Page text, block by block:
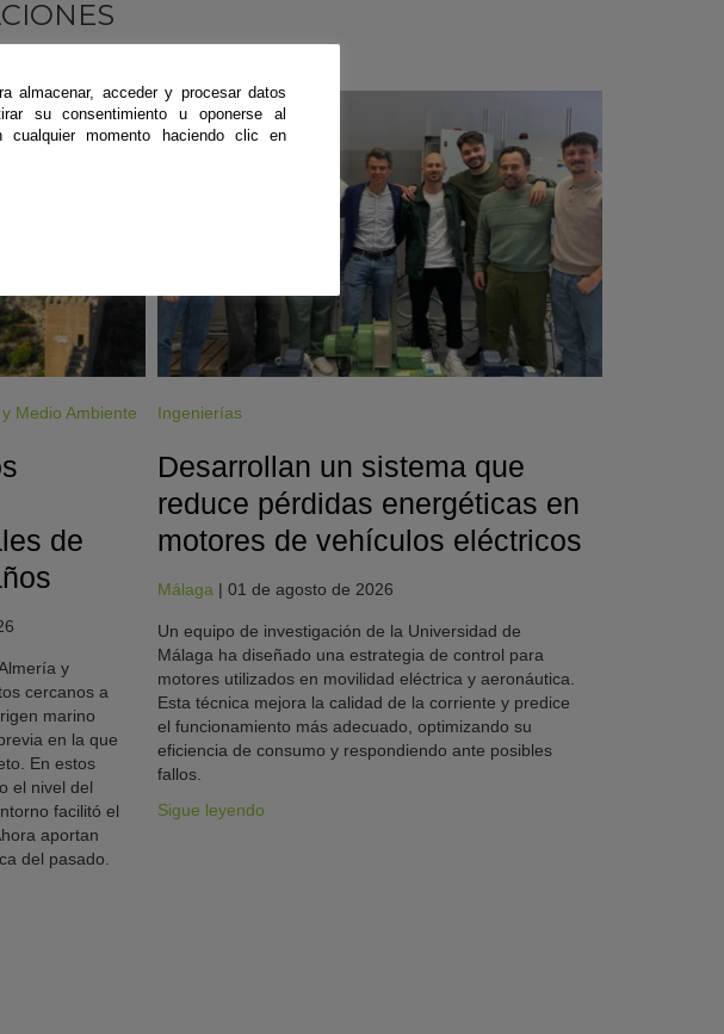
Medio Ambiente
de
y
cercanos a
marino
en la que
En estos
el nivel del
facilitó el
aportan
del pasado.
#CienciaDirecta
Ingenierías
Desarrollan un sistema que
reduce pérdidas energéticas en
motores de vehículos eléctricos
Málaga | 01 de agosto de 2026
Un equipo de investigación de la Universidad de
Málaga ha diseñado una estrategia de control para
motores utilizados en movilidad eléctrica y aeronáutica.
Esta técnica mejora la calidad de la corriente y predice
el funcionamiento más adecuado, optimizando su
eficiencia de consumo y respondiendo ante posibles
fallos.
Sigue leyendo
almacenar, acceder y procesar datos
su consentimiento u oponerse al
momento haciendo clic en